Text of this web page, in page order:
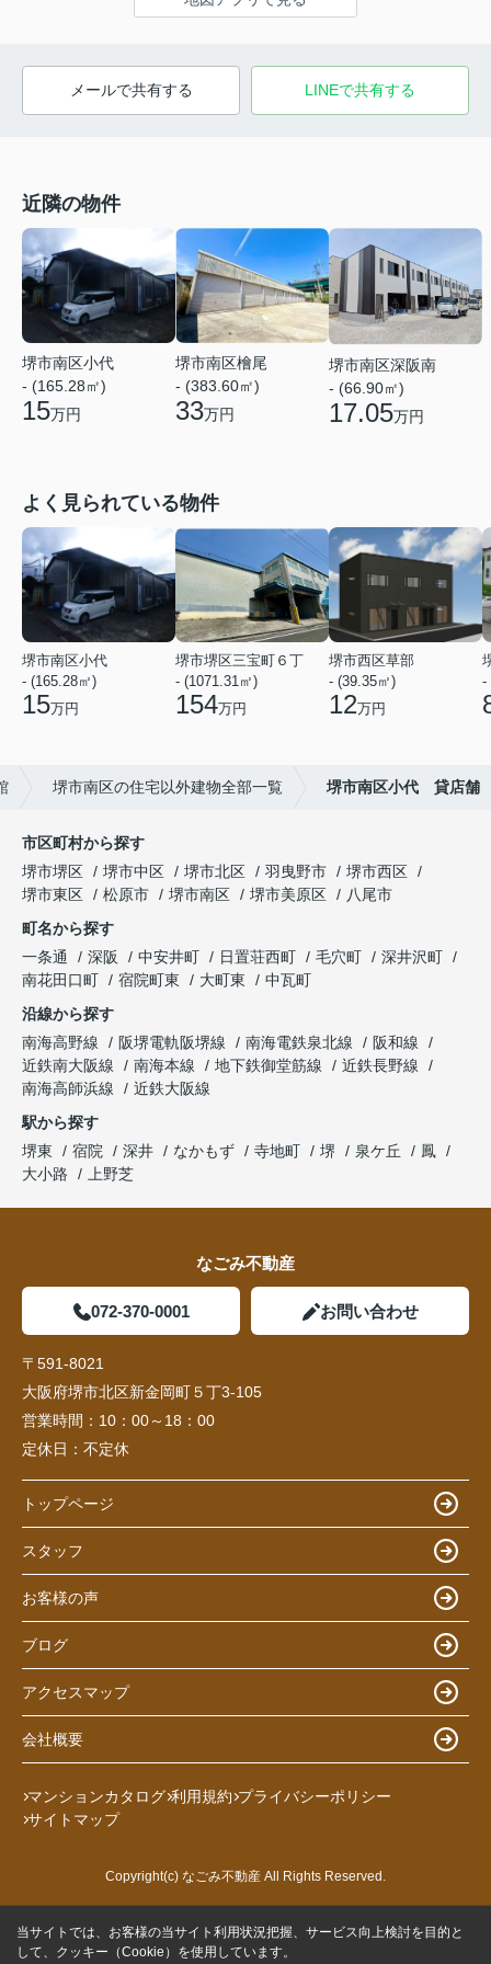
メールで共有する LINEで共有する
近隣の物件
堺市南区小代
- (165.28㎡)
15万円
堺市南区檜尾
- (383.60㎡)
33万円
堺市南区深阪南
- (66.90㎡)
17.05万円
よく見られている物件
堺市南区小代
- (165.28㎡)
15万円
堺市堺区三宝町６丁
- (1071.31㎡)
154万円
堺市西区草部
- (39.35㎡)
12万円
-
堺市南区の住宅以外建物全部一覧 堺市南区小代 貸店舗
市区町村から探す
堺市堺区
堺市中区 堺市北区 羽曳野市
堺市西区
堺市東区
松原市 堺市南区 堺市美原区
八尾市
町名から探す
一条通
深阪 中安井町 日置荘西町 毛穴町
深井沢町
南花田口町
宿院町東 大町東
中瓦町
沿線から探す
南海高野線
阪堺電軌阪堺線 南海電鉄泉北線
阪和線
近鉄南大阪線
南海本線 地下鉄御堂筋線
近鉄長野線
南海高師浜線
近鉄大阪線
駅から探す
堺東
宿院 深井 なかもず 寺地町 堺 泉ケ丘
鳳
大小路
上野芝
なごみ不動産
072-370-0001 お問い合わせ
〒591-8021
大阪府堺市北区新金岡町５丁3-105
営業時間： 10：00～18：00
定休日： 不定休
トップページ
スタッフ
お客様の声
ブログ
アクセスマップ
会社概要
マンションカタログ 利用規約 プライバシーポリシー
サイトマップ
Copyright(c) なごみ不動産 All Rights Reserved.
当サイトでは、お客様の当サイト利用状況把握、サービス向上検討を目的と
して、クッキー（Cookie）を使用しています。